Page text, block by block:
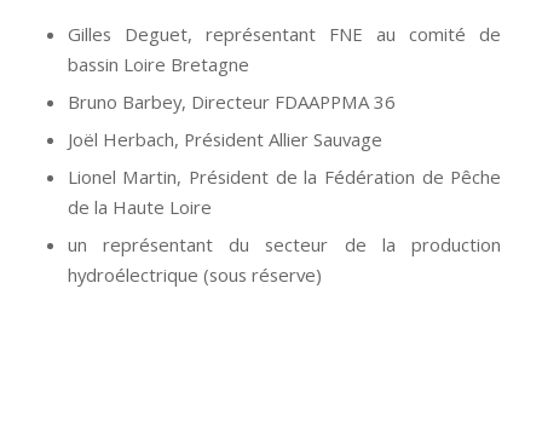
Gilles Deguet, représentant FNE au comité de
bassin Loire Bretagne
Bruno Barbey, Directeur FDAAPPMA 36
Joël Herbach, Président Allier Sauvage
Lionel Martin, Président de la Fédération de Pêche
de la Haute Loire
un représentant du secteur de la production
hydroélectrique (sous réserve)